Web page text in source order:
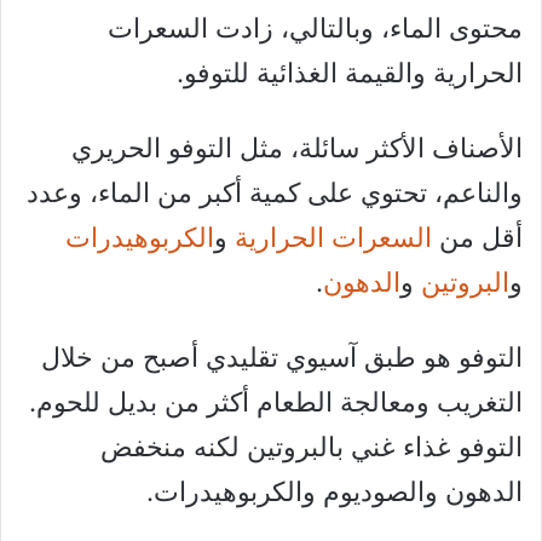
محتوى الماء، وبالتالي، زادت السعرات
الحرارية والقيمة الغذائية للتوفو.
الأصناف الأكثر سائلة، مثل التوفو الحريري
والناعم، تحتوي على كمية أكبر من الماء، وعدد
أقل من السعرات الحرارية والكربوهيدرات
والبروتين والدهون.
التوفو هو طبق آسيوي تقليدي أصبح من خلال
التغريب ومعالجة الطعام أكثر من بديل للحوم.
التوفو غذاء غني بالبروتين لكنه منخفض
الدهون والصوديوم والكربوهيدرات.